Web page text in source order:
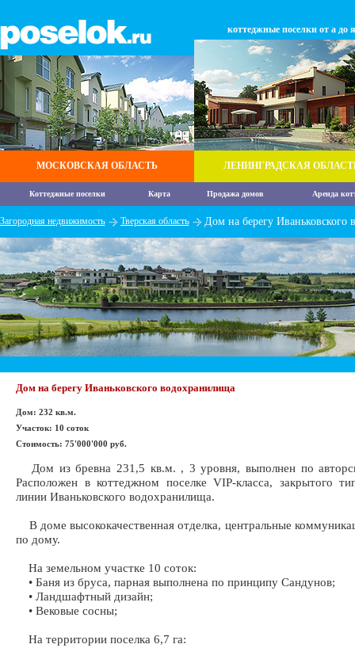
МОСКОВСКАЯ ОБЛАСТЬ
коттеджные поселки от а до я
ЛЕНИНГРАДСКАЯ
Коттеджные поселки Карта Продажа домов Аренда
Загородная недвижимость Тверская область Дом на берегу Иваньковского
Дом на берегу Иваньковского водохранилища
Дом: 232 кв.м.
Участок: 10 соток
Стоимость: 75'000'000 руб.
Дом из бревна 231,5 кв.м. , 3 уровня, выполнен по
Расположен в коттеджном поселке VIP-класса, закрытого
линии Иваньковского водохранилища.
В доме высококачественная отделка, центральные
по дому.
На земельном участке 10 соток:
• Баня из бруса, парная выполнена по принципу Сандунов;
• Ландшафтный дизайн;
• Вековые сосны;
На территории поселка 6,7 га: